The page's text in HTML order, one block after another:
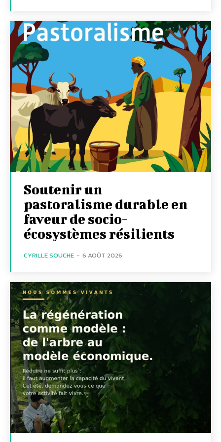
Soutenir un
pastoralisme durable en
faveur de socio-
écosystèmes résilients
CYRILLE SOUCHE - 6 AOÛT 2026